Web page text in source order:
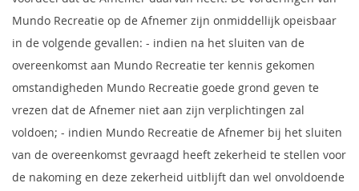
Mundo Recreatie op de Afnemer zijn onmiddellijk opeisbaar
in de volgende gevallen: - indien na het sluiten van de
overeenkomst aan Mundo Recreatie ter kennis gekomen
omstandigheden Mundo Recreatie goede grond geven te
vrezen dat de Afnemer niet aan zijn verplichtingen zal
voldoen; - indien Mundo Recreatie de Afnemer bij het sluiten
van de overeenkomst gevraagd heeft zekerheid te stellen voor
de nakoming en deze zekerheid uitblijft dan wel onvoldoende